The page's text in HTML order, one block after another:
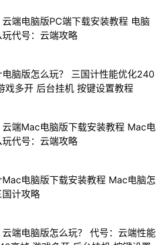
端电脑版PC端下载安装教程 电脑
玩代号：云端攻略
电脑版怎么玩？ 三国计性能优化240
戏多开 后台挂机 按键设置教程
云端Mac电脑版下载安装教程 Mac电
玩代号：云端攻略
Mac电脑版下载安装教程 Mac电脑怎
国计攻略
云端电脑版怎么玩？ 代号：云端性能